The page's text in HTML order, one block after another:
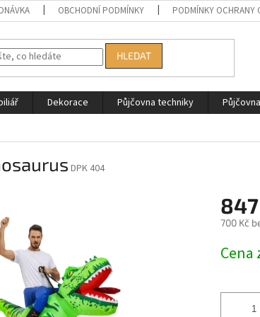
OBCHODNÍ PODMÍNKY PODMÍNKY OCHRANY
HLEDAT
Dekorace Půjčovna techniky
DPK 404
700 Kč
cena:
Cena